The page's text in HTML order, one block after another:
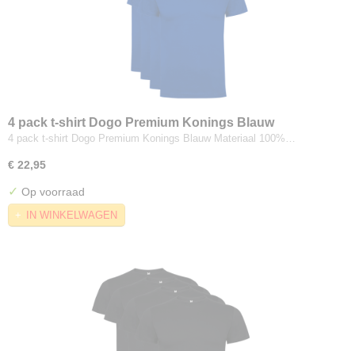
4 pack t-shirt Dogo Premium Konings Blauw
4 pack t-shirt Dogo Premium Konings Blauw Materiaal 100%…
€ 22,95
✓ Op voorraad
IN WINKELWAGEN